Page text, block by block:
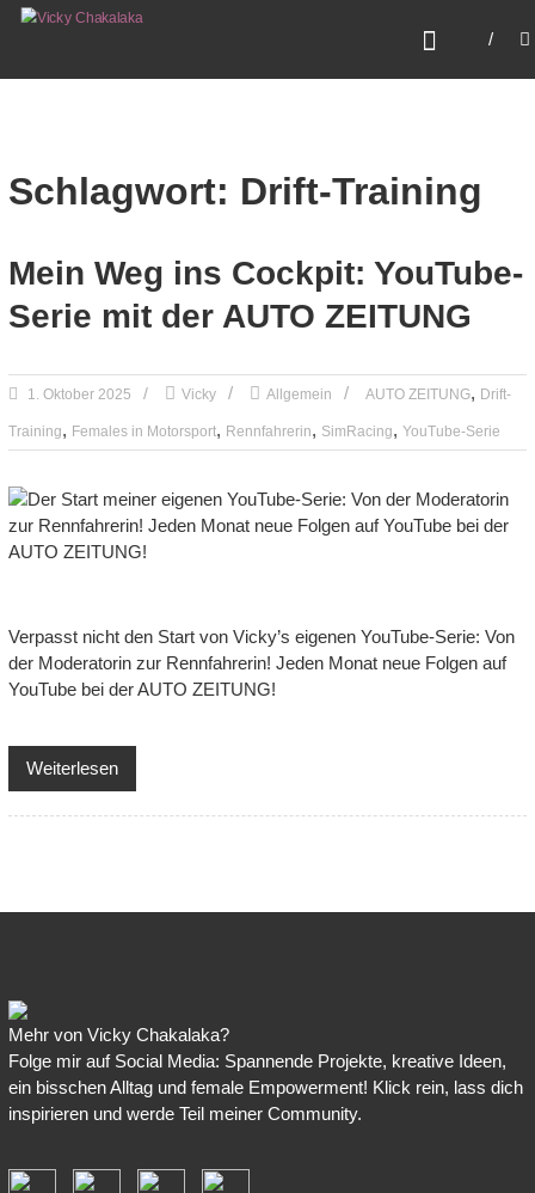
ZumVICKY CHAKALAKA
Schlagwort: Drift-Training
Mein Weg ins Cockpit: YouTube-
Serie mit der AUTO ZEITUNG
1. Oktober 2025 Vicky Allgemein AUTO ZEITUNG, Drift-
Training, Females in Motorsport, Rennfahrerin, SimRacing, YouTube-Serie
Verpasst nicht den Start von Vicky’s eigenen YouTube-Serie: Von
der Moderatorin zur Rennfahrerin! Jeden Monat neue Folgen auf
YouTube bei der AUTO ZEITUNG!
Weiterlesen
Mehr von Vicky Chakalaka?
Folge mir auf Social Media: Spannende Projekte, kreative Ideen,
ein bisschen Alltag und female Empowerment! Klick rein, lass dich
inspirieren und werde Teil meiner Community.